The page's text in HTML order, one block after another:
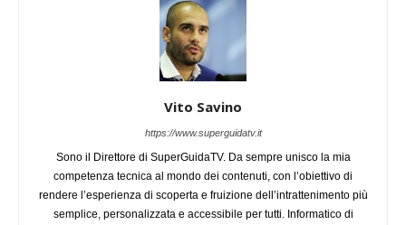
Vito Savino
https://www.superguidatv.it
Sono il Direttore di SuperGuidaTV. Da sempre unisco la mia
competenza tecnica al mondo dei contenuti, con l’obiettivo di
rendere l’esperienza di scoperta e fruizione dell’intrattenimento più
semplice, personalizzata e accessibile per tutti. Informatico di